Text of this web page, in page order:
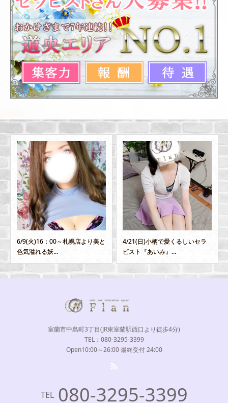
6/9(火)16：00～札幌店より美と
色気溢れる妖...
4/21(日)小柄で愛くるしいセラ
ピスト『あいみ』...
室蘭市中島町3丁目(JR東室蘭駅西口より徒歩4分)
TEL：080-3295-3399
Open10:00～26:00 最終受付 24:00
TEL 080-3295-3399